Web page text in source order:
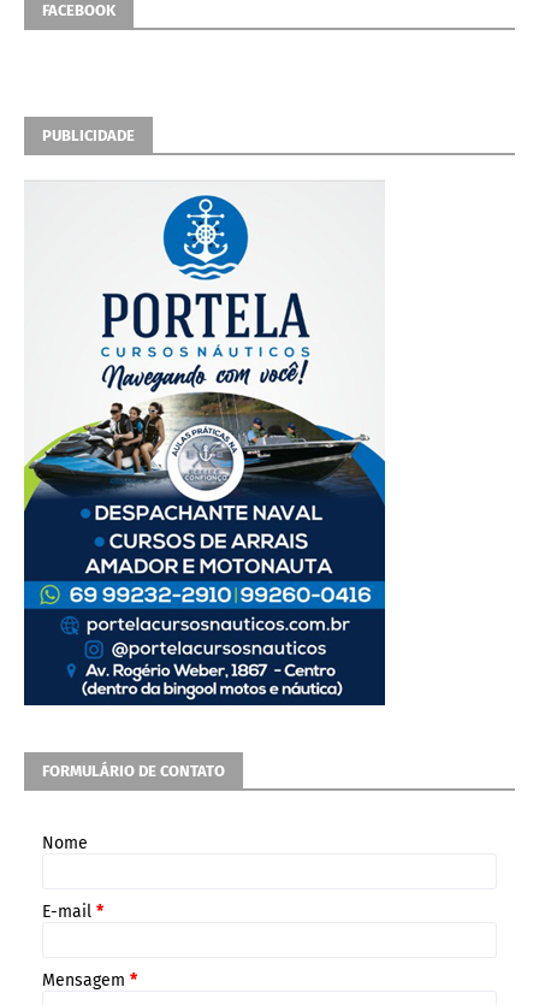
FACEBOOK
PUBLICIDADE
FORMULÁRIO DE CONTATO
Nome
E-mail *
Mensagem *